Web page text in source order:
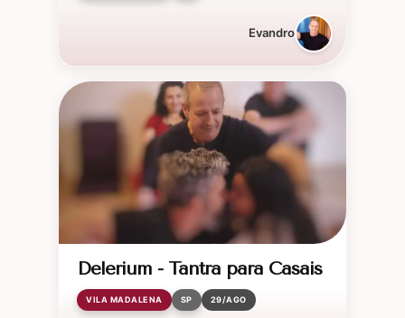
Evandro
Delerium - Tantra para Casais
VILA MADALENA SP 29/AGO